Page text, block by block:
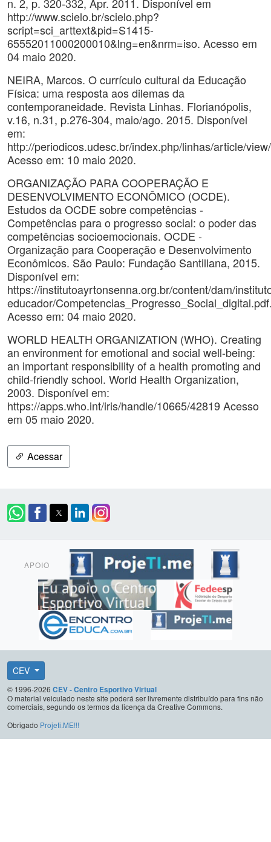
http://www.scielo.br/scielo.php?
script=sci_arttext&pid=S1415-
65552011000200010&lng=en&nrm=iso. Acesso em
04 maio 2020.
NEIRA, Marcos. O currículo cultural da Educação
Física: uma resposta aos dilemas da
contemporaneidade. Revista Linhas. Florianópolis,
v.16, n.31, p.276-304, maio/ago. 2015. Disponível
em:
http://periodicos.udesc.br/index.php/linhas/article/
Acesso em: 10 maio 2020.
ORGANIZAÇÃO PARA COOPERAÇÃO E
DESENVOLVIMENTO ECONÔMICO (OCDE).
Estudos da OCDE sobre competências -
Competências para o progresso social: o poder das
competências socioemocionais. OCDE -
Organização para Cooperação e Desenvolvimento
Econômicos. São Paulo: Fundação Santillana, 2015.
Disponível em:
https://institutoayrtonsenna.org.br/content/dam/
educador/
Acesso em: 04 maio 2020.
WORLD HEALTH ORGANIZATION (WHO). Creating
an environment for emotional and social well-being:
an important responsibility of a health promoting and
child-friendly school. World Health Organization,
2003. Disponível em:
https://apps.who.int/iris/handle/10665/42819 Acesso
em 05 maio 2020.
Acessar
APOIO
CEV
© 1996-2026 CEV - Centro Esportivo Virtual
O material veiculado neste site poderá ser livremente distribuído para fins não
comerciais, segundo os termos da licença da Creative Commons.
Obrigado Projeti.ME!!!